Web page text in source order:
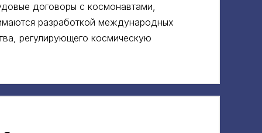
договоры с космонавтами,
разработкой международных
регулирующего космическую